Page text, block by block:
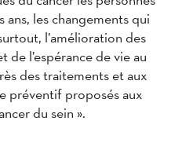
les changements qui
l’amélioration des
l’espérance de vie au
des traitements et aux
préventif proposés aux
du sein ».